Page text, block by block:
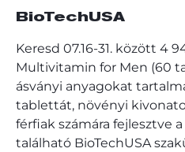
BioTechUSA
Keresd 07.16-31. között 4
Multivitamin for Men (60
ásványi anyagokat
tablettát, növényi
férfiak számára fejlesztve
található BioTechUSA